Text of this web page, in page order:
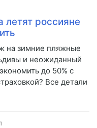
летят россияне
на зимние пляжные
и неожиданный
до 50% с
Все детали